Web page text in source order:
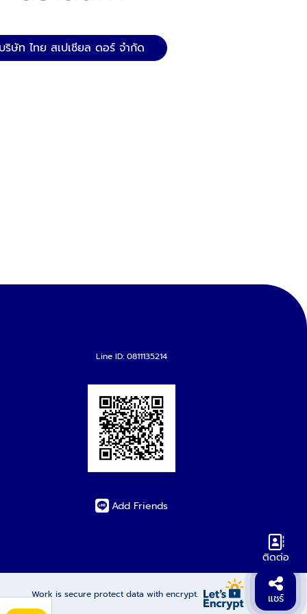
บริษัท ไทย สเปเชียล ดอร์ จำกัด
Line ID: 0811135214
Add Friends
Work is secure protect data with encrypt.
ติดต่อ
แชร์